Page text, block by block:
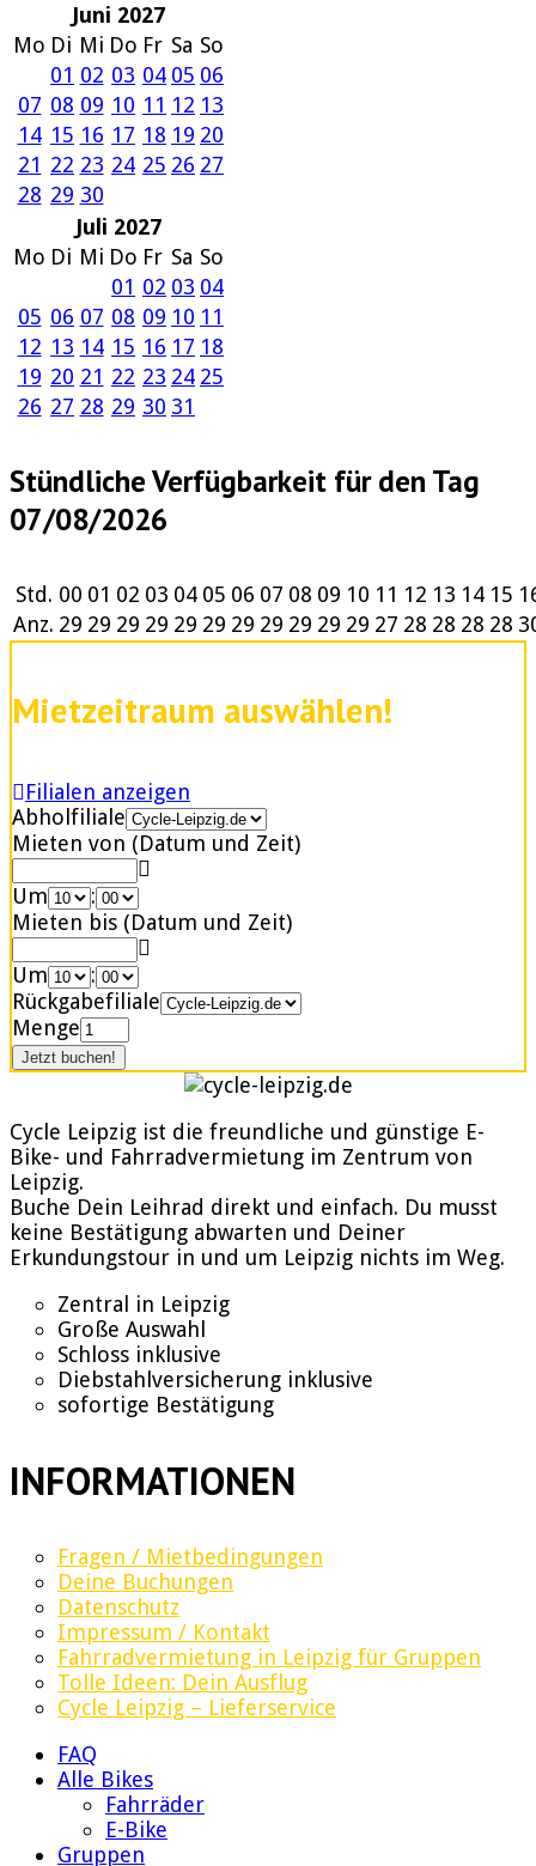
Juni 2027
Mo Di Mi Do Fr Sa So
01 02 03 04 05 06
07 08 09 10 11 12 13
14 15 16 17 18 19 20
21 22 23 24 25 26 27
28 29 30
Juli 2027
Mo Di Mi Do Fr Sa So
01 02 03 04
05 06 07 08 09 10 11
12 13 14 15 16 17 18
19 20 21 22 23 24 25
26 27 28 29 30 31
Stündliche Verfügbarkeit für den Tag
07/08/2026
Std. 00 01 02 03 04 05 06 07 08 09 10 11 12 13 14 15
Anz. 29 29 29 29 29 29 29 29 29 29 29 27 28 28 28 28
Mietzeitraum auswählen!
Filialen anzeigen
Abholfiliale
Mieten von (Datum und Zeit)
Um
:
Mieten bis (Datum und Zeit)
Um
:
Rückgabefiliale
Menge
Cycle Leipzig ist die freundliche und günstige E-
Bike- und Fahrradvermietung im Zentrum von
Leipzig.
Buche Dein Leihrad direkt und einfach. Du musst
keine Bestätigung abwarten und Deiner
Erkundungstour in und um Leipzig nichts im Weg.
Zentral in Leipzig
Große Auswahl
Schloss inklusive
Diebstahlversicherung inklusive
sofortige Bestätigung
INFORMATIONEN
Fragen / Mietbedingungen
Deine Buchungen
Datenschutz
Impressum / Kontakt
Fahrradvermietung in Leipzig für Gruppen
Tolle Ideen: Dein Ausflug
Cycle Leipzig – Lieferservice
FAQ
Alle Bikes
Fahrräder
E-Bike
Gruppen